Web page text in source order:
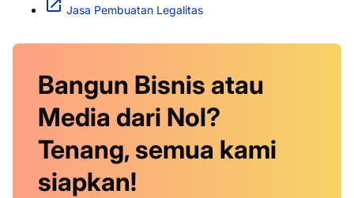
Jasa Pembuatan Legalitas
Bangun Bisnis atau
Media dari Nol?
Tenang, semua kami
siapkan!